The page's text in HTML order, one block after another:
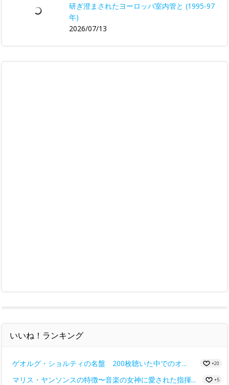
研ぎ澄まされたヨーロッパ室内管と (1995-97
年)
2026/07/13
いいね！ランキング
ゲオルグ・ショルティの名盤 200枚聴いた中でのオ... +20
マリス・ヤンソンスの特徴〜音楽の女神に愛された指揮... +5